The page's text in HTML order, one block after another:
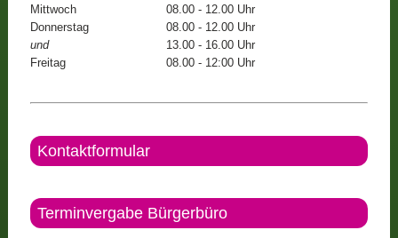
Mittwoch
08.00 - 12.00 Uhr
Donnerstag
08.00 - 12.00 Uhr
und
13.00 - 16.00 Uhr
Freitag
08.00 - 12:00 Uhr
Kontaktformular
Terminvergabe Bürgerbüro